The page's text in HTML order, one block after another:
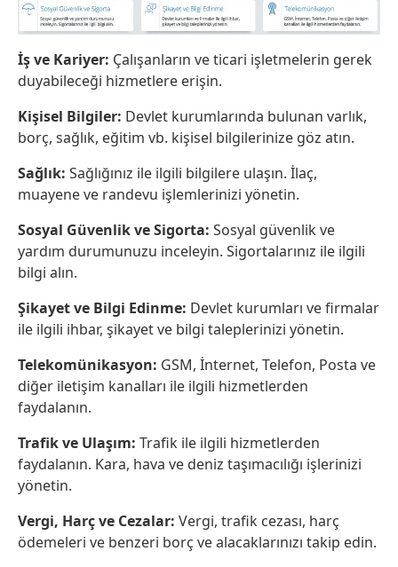
İş ve Kariyer: Çalışanların ve ticari işletmelerin gerek
duyabileceği hizmetlere erişin.
Kişisel Bilgiler: Devlet kurumlarında bulunan varlık,
borç, sağlık, eğitim vb. kişisel bilgilerinize göz atın.
Sağlık: Sağlığınız ile ilgili bilgilere ulaşın. İlaç,
muayene ve randevu işlemlerinizi yönetin.
Sosyal Güvenlik ve Sigorta: Sosyal güvenlik ve
yardım durumunuzu inceleyin. Sigortalarınız ile ilgili
bilgi alın.
Şikayet ve Bilgi Edinme: Devlet kurumları ve firmalar
ile ilgili ihbar, şikayet ve bilgi taleplerinizi yönetin.
Telekomünikasyon: GSM, İnternet, Telefon, Posta ve
diğer iletişim kanalları ile ilgili hizmetlerden
faydalanın.
Trafik ve Ulaşım: Trafik ile ilgili hizmetlerden
faydalanın. Kara, hava ve deniz taşımacılığı işlerinizi
yönetin.
Vergi, Harç ve Cezalar: Vergi, trafik cezası, harç
ödemeleri ve benzeri borç ve alacaklarınızı takip edin.